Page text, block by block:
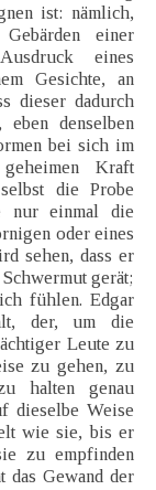
ist: nämlich,
einer
eines
Gesichte, an
dieser dadurch
denselben
bei sich im
Kraft
die Probe
nur einmal die
oder eines
sehen, dass er
gerät;
fühlen. Edgar
der, um die
Leute zu
zu gehen, zu
halten genau
dieselbe Weise
wie sie, bis er
zu empfinden
das Gewand der